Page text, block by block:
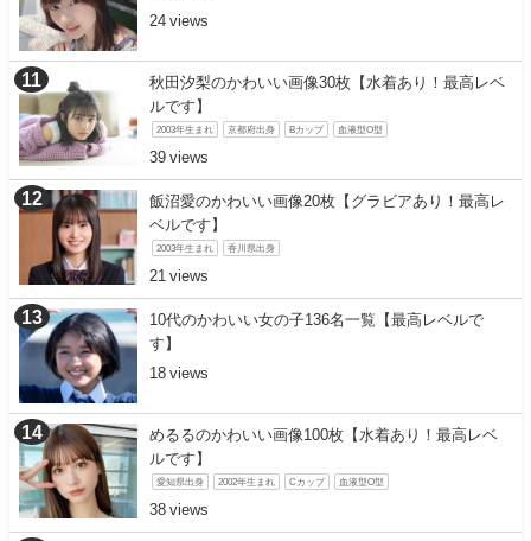
24
秋田汐梨のかわいい画像30枚【水着あり！最高レベ
ルです】
2003年生まれ 京都府出身 Bカップ 血液型O型
39
飯沼愛のかわいい画像20枚【グラビアあり！最高レ
ベルです】
2003年生まれ 香川県出身
21
10代のかわいい女の子136名一覧【最高レベルで
す】
18
めるるのかわいい画像100枚【水着あり！最高レベ
ルです】
愛知県出身 2002年生まれ Cカップ 血液型O型
38